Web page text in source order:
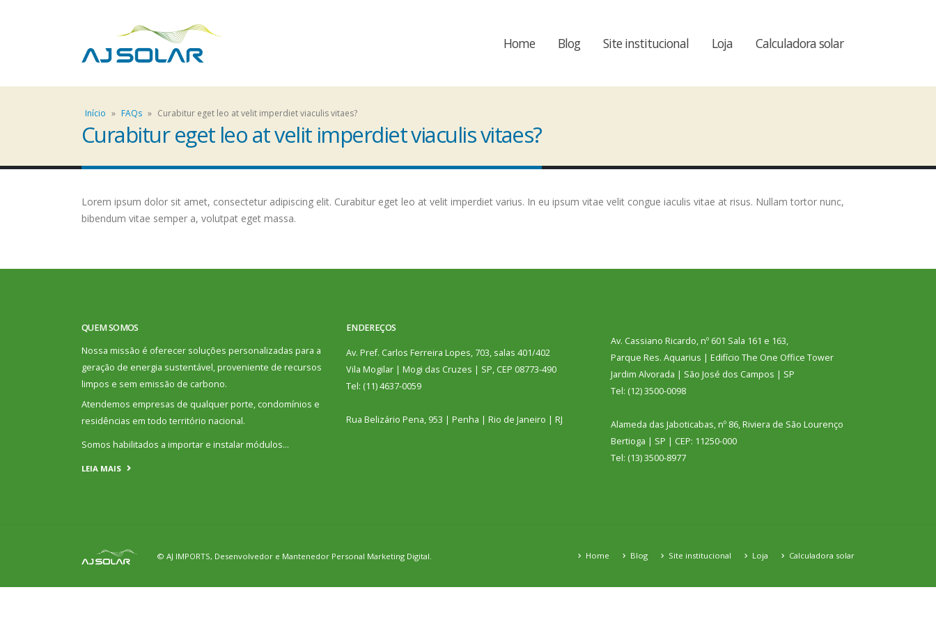
Home Blog Site institucional Loja Calculadora solar
Início » FAQs » Curabitur eget leo at velit imperdiet viaculis vitaes?
Curabitur eget leo at velit imperdiet viaculis vitaes?
Lorem ipsum dolor sit amet, consectetur adipiscing elit. Curabitur eget leo at velit imperdiet varius. In eu ipsum vitae velit congue iaculis vitae at risus. Nullam tortor nunc,
bibendum vitae semper a, volutpat eget massa.
QUEM SOMOS
Nossa missão é oferecer soluções personalizadas para a
geração de energia sustentável, proveniente de recursos
limpos e sem emissão de carbono.
Atendemos empresas de qualquer porte, condomínios e
residências em todo território nacional.
Somos habilitados a importar e instalar módulos…
LEIA MAIS
ENDEREÇOS
Av. Pref. Carlos Ferreira Lopes, 703, salas 401/402
Vila Mogilar | Mogi das Cruzes | SP, CEP 08773-490
Tel: (11) 4637-0059
Rua Belizário Pena, 953 | Penha | Rio de Janeiro | RJ
Av. Cassiano Ricardo, nº 601 Sala 161 e 163,
Parque Res. Aquarius | Edifício The One Office Tower
Jardim Alvorada | São José dos Campos | SP
Tel: (12) 3500-0098
Alameda das Jaboticabas, nº 86, Riviera de São Lourenço
Bertioga | SP | CEP: 11250-000
Tel: (13) 3500-8977
© AJ IMPORTS, Desenvolvedor e Mantenedor Personal Marketing Digital. Home Blog Site institucional Loja Calculadora solar